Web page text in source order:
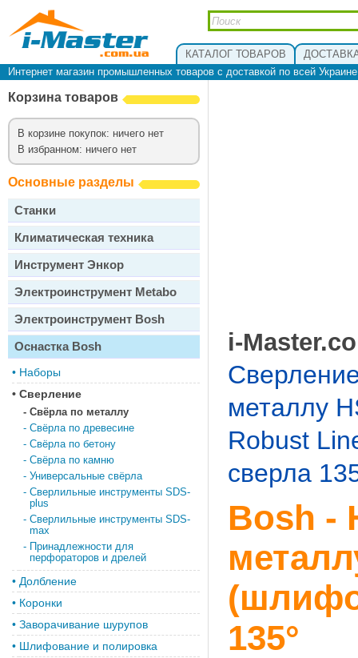
КАТАЛОГ ТОВАРОВ
Интернет магазин промышленных товаров с доставкой по всей
Корзина товаров
В корзине покупок: ничего нет
В избранном: ничего нет
Основные разделы
Станки
Климатическая техника
Инструмент Энкор
Электроинструмент Metabo
Электроинструмент Bosh
Оснастка Bosh
• Наборы
• Сверление
- Свёрла по металлу
- Свёрла по древесине
- Свёрла по бетону
- Свёрла по камню
- Универсальные свёрла
- Сверлильные инструменты SDS-
plus
- Сверлильные инструменты SDS-
max
- Принадлежности для
перфораторов и дрелей
• Долбление
• Коронки
• Заворачивание шурупов
• Шлифование и полировка
i-
металлу
Robust
сверла
Bosh -
135°